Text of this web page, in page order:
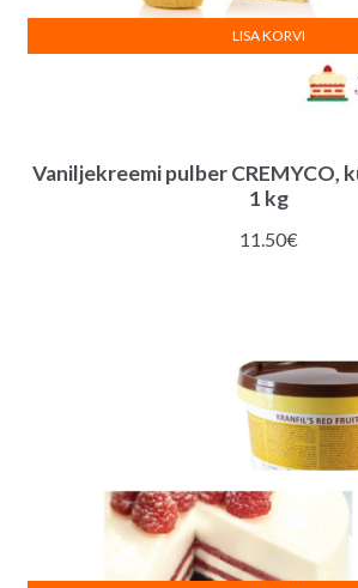
Vaniljekreemi pulber CREMYCO,
1 kg
11.50€
LISA KORVI